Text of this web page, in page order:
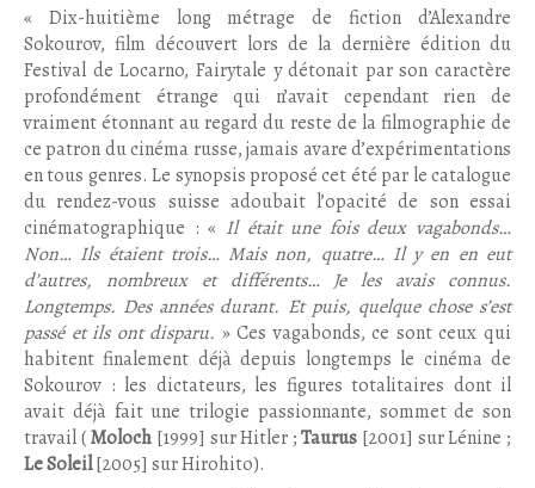
« Dix-huitième long métrage de fiction d’Alexandre
Sokourov, film découvert lors de la dernière édition du
Festival de Locarno, Fairytale y détonait par son caractère
profondément étrange qui n’avait cependant rien de
vraiment étonnant au regard du reste de la filmographie de
ce patron du cinéma russe, jamais avare d’expérimentations
en tous genres. Le synopsis proposé cet été par le catalogue
du rendez-vous suisse adoubait l’opacité de son essai
cinématographique : « Il était une fois deux vagabonds…
Non… Ils étaient trois… Mais non, quatre… Il y en en eut
d’autres, nombreux et différents… Je les avais connus.
Longtemps. Des années durant. Et puis, quelque chose s’est
passé et ils ont disparu. » Ces vagabonds, ce sont ceux qui
habitent finalement déjà depuis longtemps le cinéma de
Sokourov : les dictateurs, les figures totalitaires dont il
avait déjà fait une trilogie passionnante, sommet de son
travail (Moloch [1999] sur Hitler ;Taurus [2001] sur Lénine ;
Le Soleil[2005] sur Hirohito).